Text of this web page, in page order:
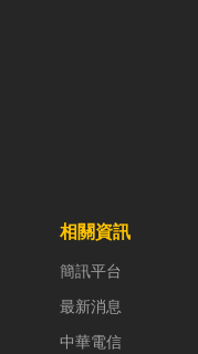
辦公室空間設
司賺錢的戰
略！真正厲
害...
相關資訊
簡訊平台
最新消息
中華電信